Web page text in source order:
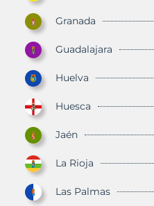
Granada
Guadalajara
Huelva
Huesca
Jaén
La Rioja
Las Palmas